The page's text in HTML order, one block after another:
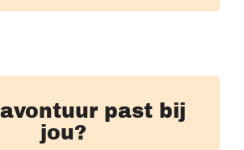
past bij
jou?